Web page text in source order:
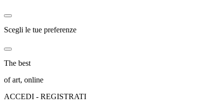
Scegli le tue preferenze
The best
of art, online
ACCEDI - REGISTRATI